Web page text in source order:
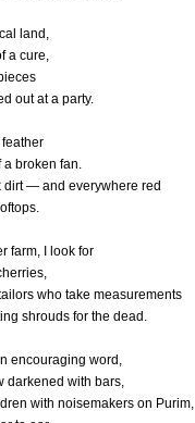
land,
a cure,
out at a party.
feather
a broken fan.
dirt — and everywhere red
farm, I look for
who take measurements
shrouds for the dead.
encouraging word,
darkened with bars,
with noisemakers on Purim,